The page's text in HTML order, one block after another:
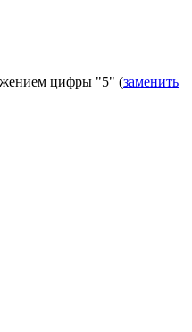
цифры "5" (заменить